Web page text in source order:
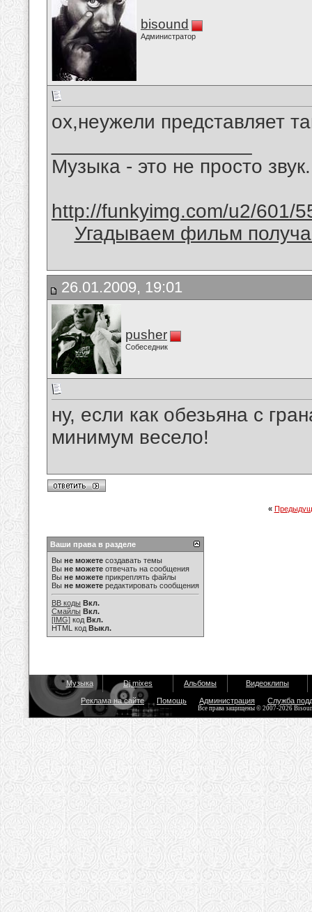
bisound
Администратор
ох,неужели представляет
Музыка - это не просто
http://funkyimg.com/u2/601/
Угадываем фильм
26.01.2009, 19:01
pusher
Собеседник
ну, если как обезьяна с
минимум весело!
«
Ваши права в разделе
Вы не можете создавать темы
Вы не можете отвечать на сообщения
Вы не можете прикреплять файлы
Вы не можете редактировать сообщения
BB коды Вкл.
Смайлы Вкл.
[IMG] код Вкл.
HTML код Выкл.
Музыка Dj mixes Альбомы Видеоклипы
Реклама на сайте Помощь Администрация Служба
Все права защищены © 2007-2026